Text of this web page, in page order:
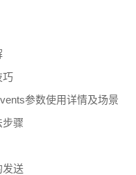
巧
参数使用详情及场景
骤
发送